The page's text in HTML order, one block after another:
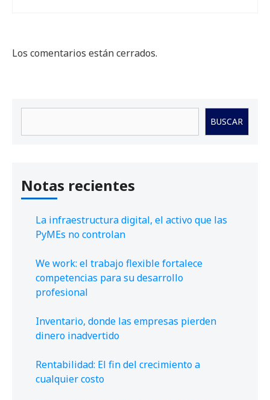
Los comentarios están cerrados.
BUSCAR
Notas recientes
La infraestructura digital, el activo que las
PyMEs no controlan
We work: el trabajo flexible fortalece
competencias para su desarrollo
profesional
Inventario, donde las empresas pierden
dinero inadvertido
Rentabilidad: El fin del crecimiento a
cualquier costo